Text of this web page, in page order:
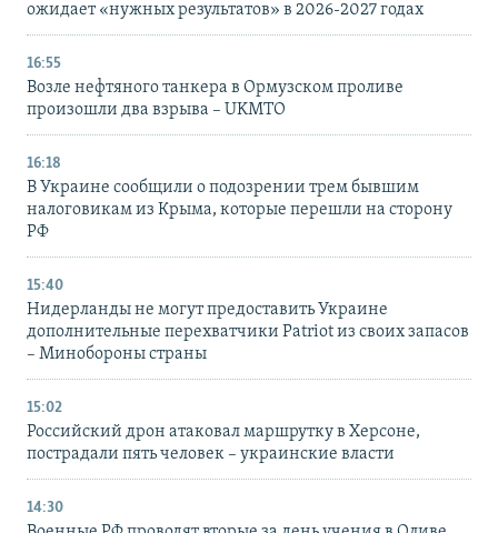
ожидает «нужных результатов» в 2026-2027 годах
16:55
Возле нефтяного танкера в Ормузском проливе
произошли два взрыва – UKMTO
16:18
В Украине сообщили о подозрении трем бывшим
налоговикам из Крыма, которые перешли на сторону
РФ
15:40
Нидерланды не могут предоставить Украине
дополнительные перехватчики Patriot из своих запасов
– Минобороны страны
15:02
Российский дрон атаковал маршрутку в Херсоне,
пострадали пять человек – украинские власти
14:30